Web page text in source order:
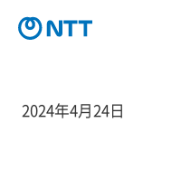
2024年4月24日